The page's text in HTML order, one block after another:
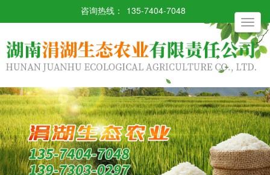
咨询热线： 135-7404-7048
Toggle